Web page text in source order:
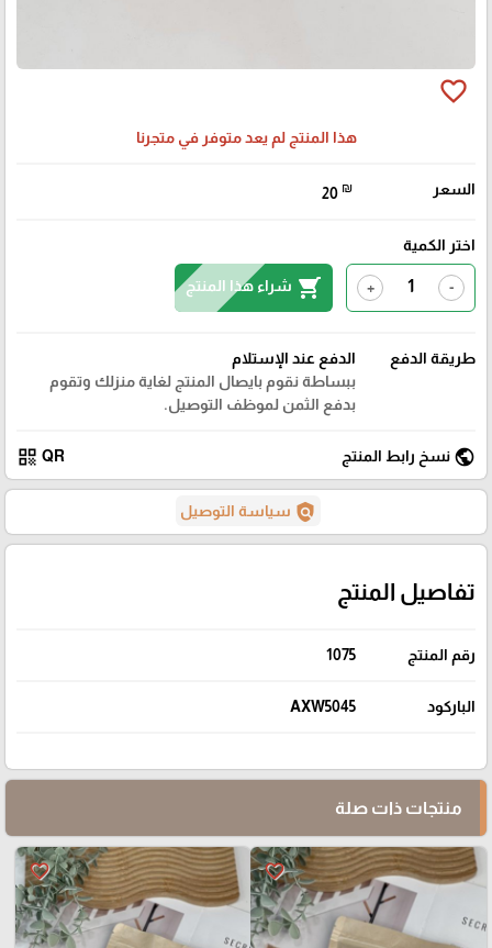
favorite_border
هذا المنتج لم يعد متوفر في متجرنا
السعر 20 ₪
اختر الكمية
-
+
shopping_cart شراء هذا المنتج
طريقة الدفع
الدفع عند الإستلام
ببساطة نقوم بايصال المنتج لغاية منزلك وتقوم
بدفع الثمن لموظف التوصيل.
public نسخ رابط المنتج QR
qr_code
policy سياسة التوصيل
تفاصيل المنتج
رقم المنتج 1075
الباركود AXW5045
منتجات ذات صلة
favorite_border
favorite_border